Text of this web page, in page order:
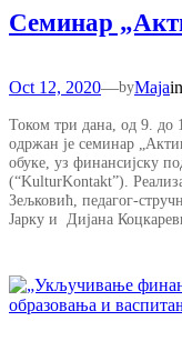
Семинар
Oct 12, 2020—byMajain
Током три дана, oд 9. до
одржан је семинар
обуке, уз финансијску
(“KulturKontakt”).
Зељковић, педагог-
Јарку и Дијана